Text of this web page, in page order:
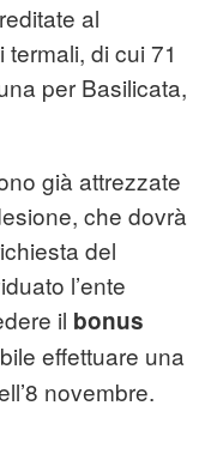
al
di cui 71
per Basilicata,
già attrezzate
che dovrà
del
l’ente
il bonus
effettuare una
novembre.